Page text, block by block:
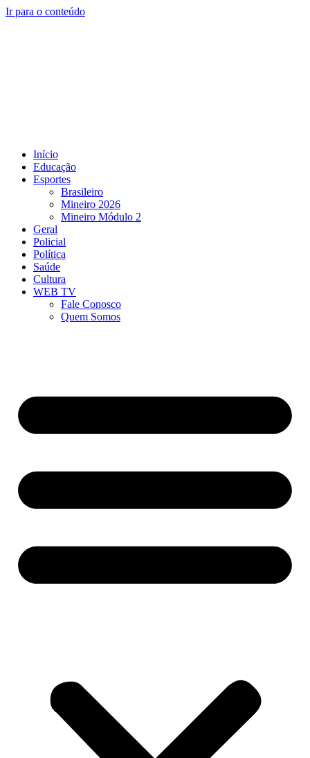
Ir para o conteúdo
Início
Educação
Esportes
Brasileiro
Mineiro 2026
Mineiro Módulo 2
Geral
Policial
Política
Saúde
Cultura
WEB TV
Fale Conosco
Quem Somos